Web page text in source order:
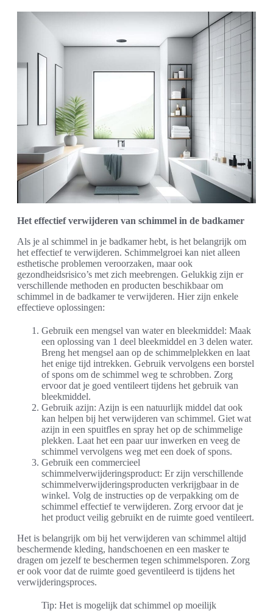
Het effectief verwijderen van schimmel in de badkamer
Als je al schimmel in je badkamer hebt, is het belangrijk om
het effectief te verwijderen. Schimmelgroei kan niet alleen
esthetische problemen veroorzaken, maar ook
gezondheidsrisico’s met zich meebrengen. Gelukkig zijn er
verschillende methoden en producten beschikbaar om
schimmel in de badkamer te verwijderen. Hier zijn enkele
effectieve oplossingen:
Gebruik een mengsel van water en bleekmiddel: Maak
een oplossing van 1 deel bleekmiddel en 3 delen water.
Breng het mengsel aan op de schimmelplekken en laat
het enige tijd intrekken. Gebruik vervolgens een borstel
of spons om de schimmel weg te schrobben. Zorg
ervoor dat je goed ventileert tijdens het gebruik van
bleekmiddel.
Gebruik azijn: Azijn is een natuurlijk middel dat ook
kan helpen bij het verwijderen van schimmel. Giet wat
azijn in een spuitfles en spray het op de schimmelige
plekken. Laat het een paar uur inwerken en veeg de
schimmel vervolgens weg met een doek of spons.
Gebruik een commercieel
schimmelverwijderingsproduct: Er zijn verschillende
schimmelverwijderingsproducten verkrijgbaar in de
winkel. Volg de instructies op de verpakking om de
schimmel effectief te verwijderen. Zorg ervoor dat je
het product veilig gebruikt en de ruimte goed ventileert.
Het is belangrijk om bij het verwijderen van schimmel altijd
beschermende kleding, handschoenen en een masker te
dragen om jezelf te beschermen tegen schimmelsporen. Zorg
er ook voor dat de ruimte goed geventileerd is tijdens het
verwijderingsproces.
Tip: Het is mogelijk dat schimmel op moeilijk